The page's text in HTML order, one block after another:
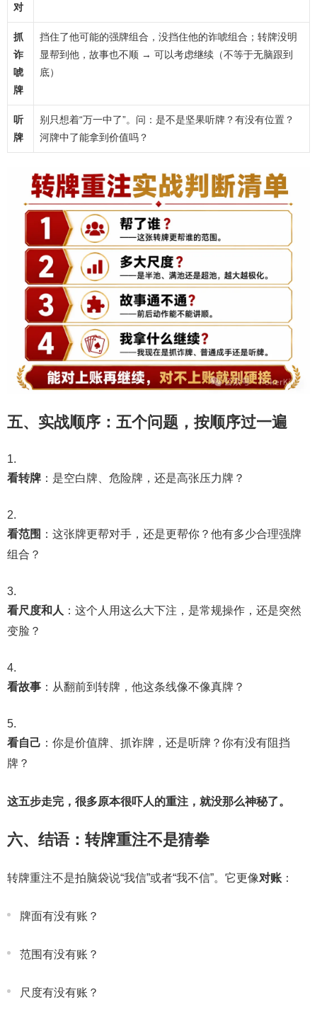
对
抓
诈
唬
牌
挡住了他可能的强牌组合，没挡住他的诈唬组合；转牌没明
显帮到他，故事也不顺 → 可以考虑继续（不等于无脑跟到
底）
听
牌
别只想着“万一中了”。问：是不是坚果听牌？有没有位置？
河牌中了能拿到价值吗？
五、实战顺序：五个问题，按顺序过一遍
看转牌 ：是空白牌、危险牌，还是高张压力牌？
看范围 ：这张牌更帮对手，还是更帮你？他有多少合理强牌
组合？
看尺度和人 ：这个人用这么大下注，是常规操作，还是突然
变脸？
看故事 ：从翻前到转牌，他这条线像不像真牌？
看自己 ：你是价值牌、抓诈牌，还是听牌？你有没有阻挡
牌？
这五步走完，很多原本很吓人的重注，就没那么神秘了。
六、结语：转牌重注不是猜拳
转牌重注不是拍脑袋说“我信”或者“我不信”。它更像对账 ：
牌面有没有账？
范围有没有账？
尺度有没有账？